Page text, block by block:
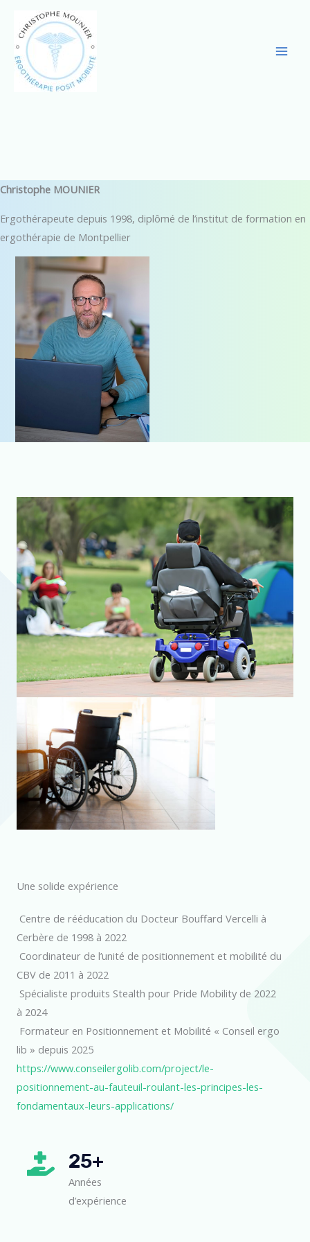
contenu
Christophe MOUNIER
Ergothérapeute depuis 1998, diplômé de l’institut de formation en
ergothérapie de Montpellier
Une solide expérience
Centre de rééducation du Docteur Bouffard Vercelli à
Cerbère de 1998 à 2022
Coordinateur de l’unité de positionnement et mobilité du
CBV de 2011 à 2022
Spécialiste produits Stealth pour Pride Mobility de 2022
à 2024
Formateur en Positionnement et Mobilité « Conseil ergo
lib » depuis 2025
https://www.conseilergolib.com/project/le-
positionnement-au-fauteuil-roulant-les-principes-les-
fondamentaux-leurs-applications/
25+
Années
d’expérience